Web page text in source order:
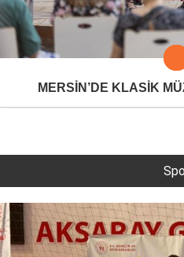
MERSİN’DE KLASİK